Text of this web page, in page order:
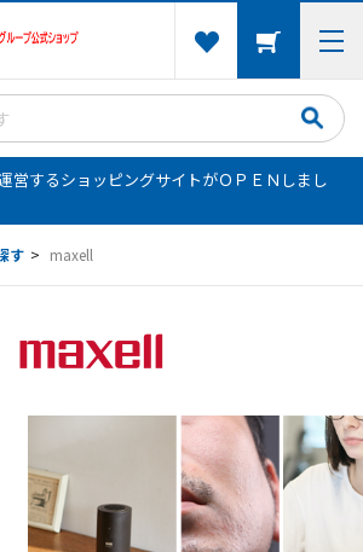
営するショッピングサイトがＯＰＥＮしまし
す > maxell